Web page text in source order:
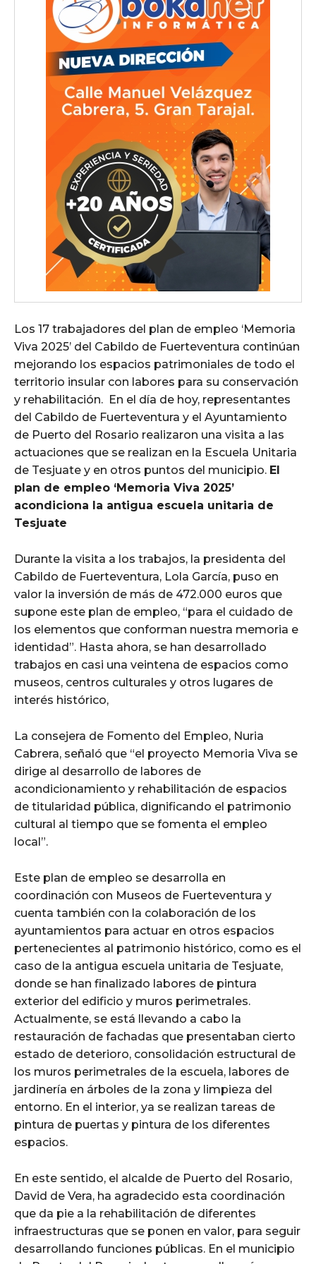
Los 17 trabajadores del plan de empleo ‘Memoria
Viva 2025’ del Cabildo de Fuerteventura continúan
mejorando los espacios patrimoniales de todo el
territorio insular con labores para su conservación
y rehabilitación. En el día de hoy, representantes
del Cabildo de Fuerteventura y el Ayuntamiento
de Puerto del Rosario realizaron una visita a las
actuaciones que se realizan en la Escuela Unitaria
de Tesjuate y en otros puntos del municipio. El
plan de empleo ‘Memoria Viva 2025’
acondiciona la antigua escuela unitaria de
Tesjuate
Durante la visita a los trabajos, la presidenta del
Cabildo de Fuerteventura, Lola García, puso en
valor la inversión de más de 472.000 euros que
supone este plan de empleo, “para el cuidado de
los elementos que conforman nuestra memoria e
identidad”. Hasta ahora, se han desarrollado
trabajos en casi una veintena de espacios como
museos, centros culturales y otros lugares de
interés histórico,
La consejera de Fomento del Empleo, Nuria
Cabrera, señaló que “el proyecto Memoria Viva se
dirige al desarrollo de labores de
acondicionamiento y rehabilitación de espacios
de titularidad pública, dignificando el patrimonio
cultural al tiempo que se fomenta el empleo
local”.
Este plan de empleo se desarrolla en
coordinación con Museos de Fuerteventura y
cuenta también con la colaboración de los
ayuntamientos para actuar en otros espacios
pertenecientes al patrimonio histórico, como es el
caso de la antigua escuela unitaria de Tesjuate,
donde se han finalizado labores de pintura
exterior del edificio y muros perimetrales.
Actualmente, se está llevando a cabo la
restauración de fachadas que presentaban cierto
estado de deterioro, consolidación estructural de
los muros perimetrales de la escuela, labores de
jardinería en árboles de la zona y limpieza del
entorno. En el interior, ya se realizan tareas de
pintura de puertas y pintura de los diferentes
espacios.
En este sentido, el alcalde de Puerto del Rosario,
David de Vera, ha agradecido esta coordinación
que da pie a la rehabilitación de diferentes
infraestructuras que se ponen en valor, para seguir
desarrollando funciones públicas. En el municipio